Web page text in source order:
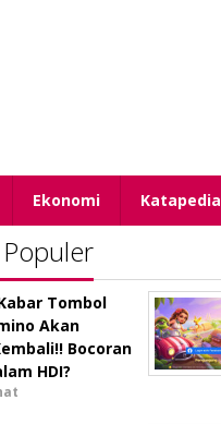
Ekonomi Katapedia
Tombol
Akan
Bocoran
HDI?